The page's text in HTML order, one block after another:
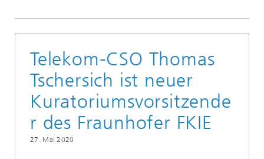
Telekom-CSO Thomas
Tschersich ist neuer
Kuratoriumsvorsitzende
r des Fraunhofer FKIE
27. Mai 2020